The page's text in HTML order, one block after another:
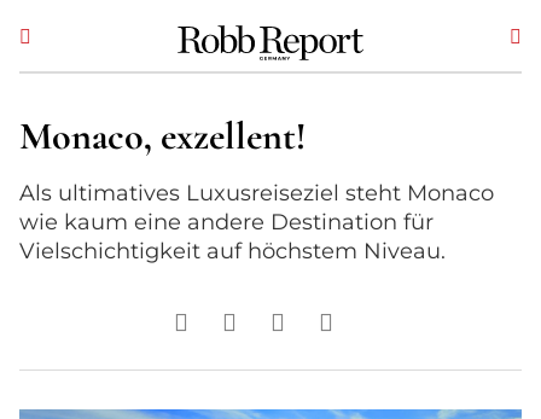
Monaco, exzellent!
Als ultimatives Luxusreiseziel steht Monaco
wie kaum eine andere Destination für
Vielschichtigkeit auf höchstem Niveau.